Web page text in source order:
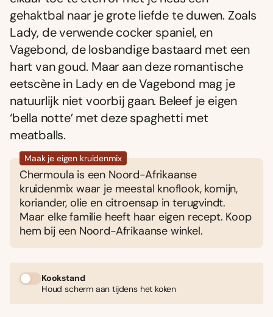
gehaktbal naar je grote liefde te duwen. Zoals
Lady, de verwende cocker spaniel, en
Vagebond, de losbandige bastaard met een
hart van goud. Maar aan deze romantische
eetscène in Lady en de Vagebond mag je
natuurlijk niet voorbij gaan. Beleef je eigen
‘bella notte’ met deze spaghetti met
meatballs.
Maak je eigen kruidenmix
Chermoula is een Noord-Afrikaanse
kruidenmix waar je meestal knoflook, komijn,
koriander, olie en citroensap in terugvindt.
Maar elke familie heeft haar eigen recept. Koop
hem bij een Noord-Afrikaanse winkel.
Kookstand
Houd scherm aan tijdens het koken